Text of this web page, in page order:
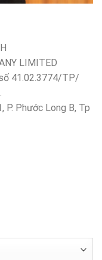
LIMITED
41.02.3774/TP/
Phước Long B, Tp